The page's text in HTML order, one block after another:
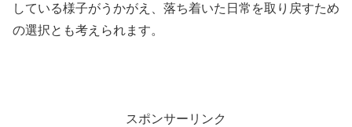
している様子がうかがえ、落ち着いた日常を取り戻すため
の選択とも考えられます。
スポンサーリンク